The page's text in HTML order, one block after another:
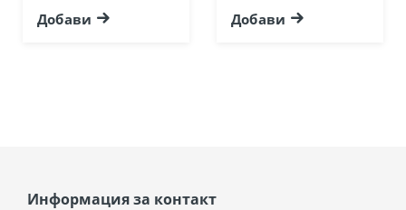
Добави
Добави
Информация за контакт